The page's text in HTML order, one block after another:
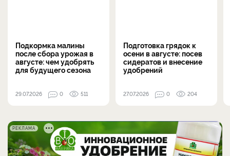
Подкормка малины
после сбора урожая в
августе: чем удобрять
для будущего сезона
29.07.2026 0 511
Подготовка грядок к
осени в августе: посев
сидератов и внесение
удобрений
27.07.2026 0 204
РЕКЛАМА